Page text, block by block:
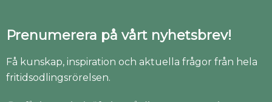
Prenumerera på vårt nyhetsbrev!
Få kunskap, inspiration och aktuella frågor från hela
fritidsodlingsrörelsen.